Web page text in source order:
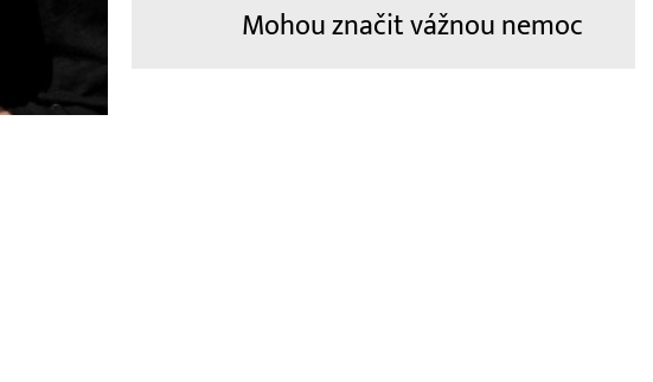
Mohou značit vážnou nemoc